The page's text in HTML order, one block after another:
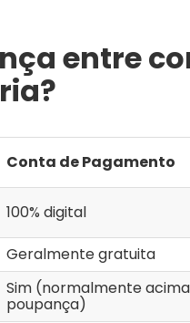
entre
Conta de Pagamento
100% digital
Geralmente gratuita
Sim (normalmente
poupança)